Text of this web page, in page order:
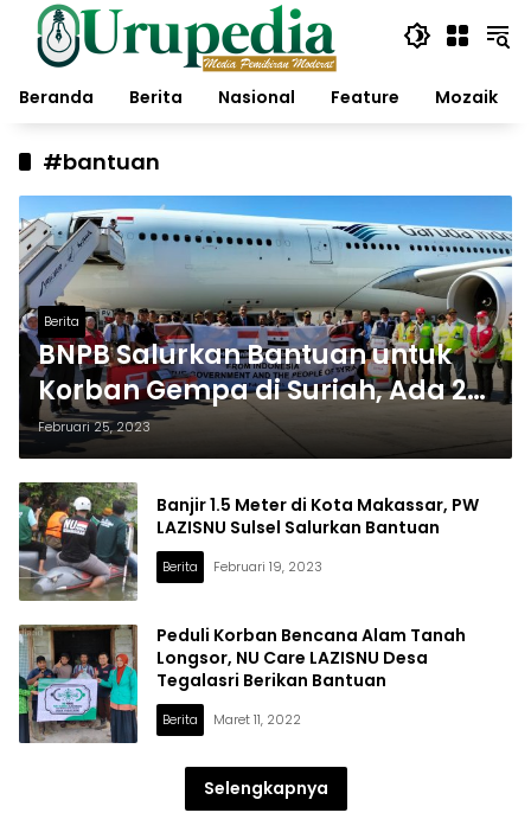
Langsung
konten
Beranda
Berita Nasional Feature Mozaik
#bantuan
Berita
BNPB Salurkan Bantuan untuk
Korban Gempa di Suriah, Ada 2
Tim
Februari 25, 2023
Banjir 1.5 Meter di Kota Makassar, PW
LAZISNU Sulsel Salurkan Bantuan
Berita Februari 19, 2023
Peduli Korban Bencana Alam Tanah
Longsor, NU Care LAZISNU Desa
Tegalasri Berikan Bantuan
Berita Maret 11, 2022
Selengkapnya